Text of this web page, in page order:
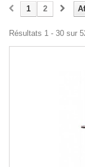
1 2
Résultats 1 - 30 sur